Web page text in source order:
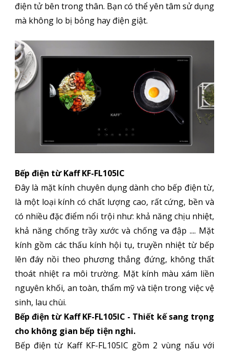
điện tử bên trong thân. Bạn có thể yên tâm sử dụng
mà không lo bị bỏng hay điện giật.
Bếp điện từ Kaff KF-FL105IC
Đây là mặt kính chuyên dụng dành cho bếp điện từ,
là một loại kính có chất lượng cao, rất cứng, bền và
có nhiều đặc điểm nổi trội như: khả năng chịu nhiệt,
khả năng chống trầy xước và chống va đập .... Mặt
kính gồm các thấu kính hội tụ, truyền nhiệt từ bếp
lên đáy nồi theo phương thẳng đứng, không thất
thoát nhiệt ra môi trường. Mặt kính màu xám liền
nguyên khối, an toàn, thẩm mỹ và tiện trong việc vệ
sinh, lau chùi.
Bếp điện từ Kaff KF-FL105IC - Thiết kế sang trọng
cho không gian bếp tiện nghi.
Bếp điện từ Kaff KF-FL105IC gồm 2 vùng nấu với